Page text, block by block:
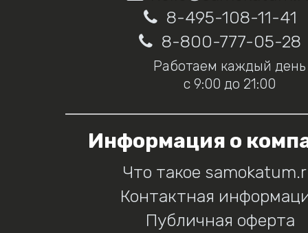
8-495-108-11-41
8-800-777-05-28
Работаем каждый день
с 9:00 до 21:00
Информация о
Что такое
Контактная
Публичная оферта